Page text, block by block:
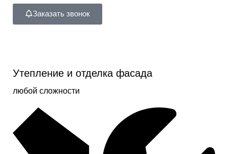
Заказать звонок
Утепление и отделка фасада
любой сложности